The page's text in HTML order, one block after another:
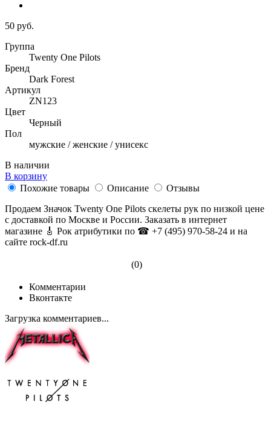
50 руб.
Группа
Twenty One Pilots
Бренд
Dark Forest
Артикул
ZN123
Цвет
Черный
Пол
мужские / женские / унисекс
В наличии
В корзину
Похожие товары
Описание
Отзывы
Продаем Значок Twenty One Pilots скелеты рук по низкой цене
с доставкой по Москве и России. Заказать в интернет
магазине 🎸 Рок атрибутики по ☎ +7 (495) 970-58-24 и на
сайте rock-df.ru
(0)
Комментарии
Вконтакте
Загрузка комментариев...